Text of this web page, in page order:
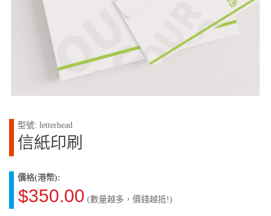
型號: letterhead
信紙印刷
價格(港幣):
$350.00 (數量越多，價錢越抵!)